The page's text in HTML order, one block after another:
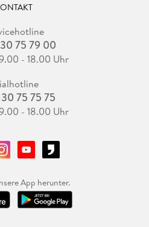
75 79 00
- 18.00 Uhr
75 75 75
- 18.00 Uhr
App herunter.